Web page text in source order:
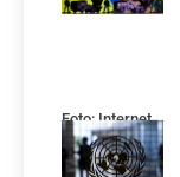
Foto: Internet